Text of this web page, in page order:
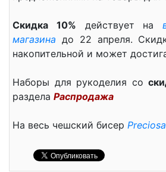
Скидка 10% действует на
магазина до 22 апреля.
накопительной и может
Наборы для рукоделия со
раздела Распродажа
На весь чешский бисер Preciosa